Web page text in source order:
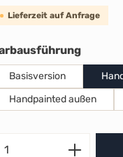
Lieferzeit auf Anfrage
Basisversion
Handpainted außen